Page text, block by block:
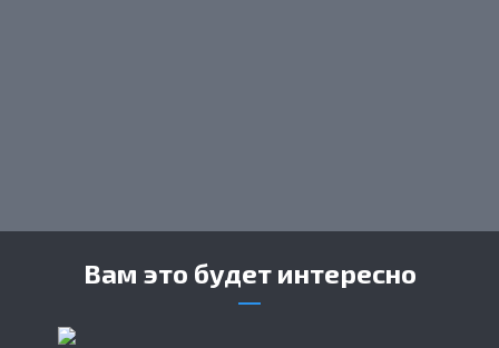
Вам это будет интересно